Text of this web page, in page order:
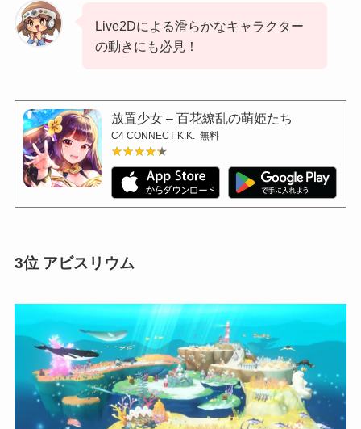
Live2Dによる滑らかなキャラクター
の動きにも必見！
放置少女 – 百花繚乱の萌姫たち
C4 CONNECT K.K. 無料
★★★★★
★★★★★
3位 アビスリウム